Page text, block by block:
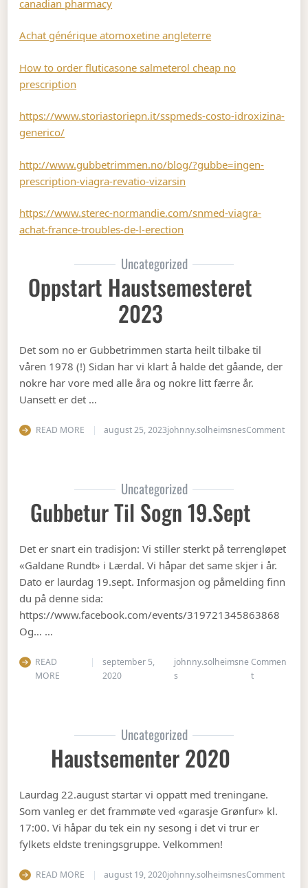
canadian pharmacy
Achat générique atomoxetine angleterre
How to order fluticasone salmeterol cheap no
prescription
https://www.storiastoriepn.it/sspmeds-costo-idroxizina-
generico/
http://www.gubbetrimmen.no/blog/?gubbe=ingen-
prescription-viagra-revatio-vizarsin
https://www.sterec-normandie.com/snmed-viagra-
achat-france-troubles-de-l-erection
Uncategorized
Oppstart Haustsemesteret
2023
Det som no er Gubbetrimmen starta heilt tilbake til
våren 1978 (!) Sidan har vi klart å halde det gåande, der
nokre har vore med alle åra og nokre litt færre år.
Uansett er det …
READ MORE august 25, 2023johnny.solheimsnesCommenton
Uncategorized
Gubbetur Til Sogn 19.sept
Det er snart ein tradisjon: Vi stiller sterkt på terrengløpet
«Galdane Rundt» i Lærdal. Vi håpar det same skjer i år.
Dato er laurdag 19.sept. Informasjon og påmelding finn
du på denne sida:
https://www.facebook.com/events/319721345863868
Og… …
READ
MORE
september 5,
2020
johnny.solheimsne
s
Commen
ton Gubbetur
Uncategorized
Haustsementer 2020
Laurdag 22.august startar vi oppatt med treningane.
Som vanleg er det frammøte ved «garasje Grønfur» kl.
17:00. Vi håpar du tek ein ny sesong i det vi trur er
fylkets eldste treningsgruppe. Velkommen!
READ MORE august 19, 2020johnny.solheimsnesCommenton